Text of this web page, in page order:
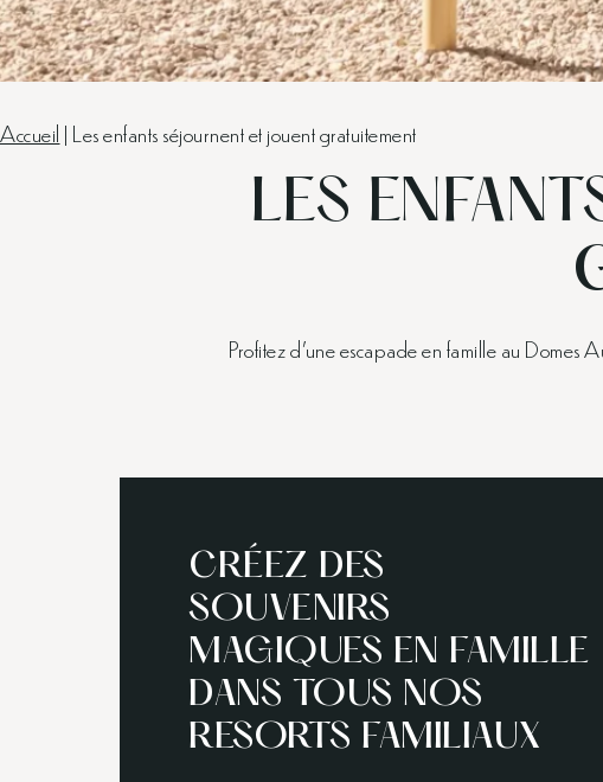
Accueil | Les enfants séjournent et jouent gratuitement
LES
Profitez d’une escapade en famille au Domes
CRÉEZ DES
SOUVENIRS
MAGIQUES EN FAMILLE
DANS TOUS NOS
RESORTS FAMILIAUX